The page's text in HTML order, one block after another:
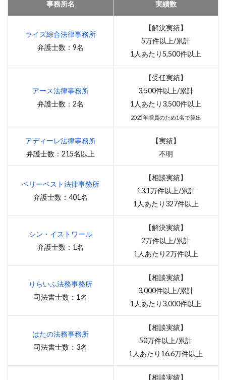
事務所名 実績数
ライズ綜合法律事務所
弁護士数：9名
【解決実績】
5万件以上/累計
1人あたり5,500件以上
アース法律事務所
弁護士数：2名
【受任実績】
3,500件以上/累計
1人あたり3,500件以上
2025年増員のため1名で算出
アディーレ法律事務所
弁護士数：215名以上
【実績】
不明
ベリーベスト法律事務所
弁護士数：401名
【相談実績】
13.1万件以上/累計
1人あたり327件以上
シン・イストワール
弁護士数：1名
【解決実績】
2万件以上/累計
1人あたり2万件以上
りらいふ法務事務所
司法書士数：1名
【相談実績】
3,000件以上/累計
1人あたり3,000件以上
はたの法務事務所
司法書士数：3名
【相談実績】
50万件以上/累計
1人あたり16.6万件以上
【相談実績】